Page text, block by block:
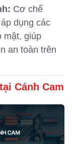
Cơ chế
dụng các
mật, giúp
an toàn trên
Cánh Cam